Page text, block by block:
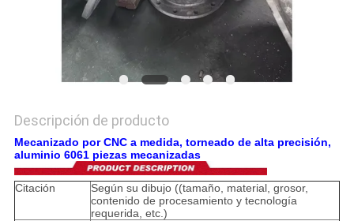
Descripción de producto
Mecanizado por CNC a medida, torneado de alta precisión,
aluminio 6061 piezas mecanizadas
Citación
Según su dibujo ((tamaño, material, grosor,
contenido de procesamiento y tecnología
requerida, etc.)